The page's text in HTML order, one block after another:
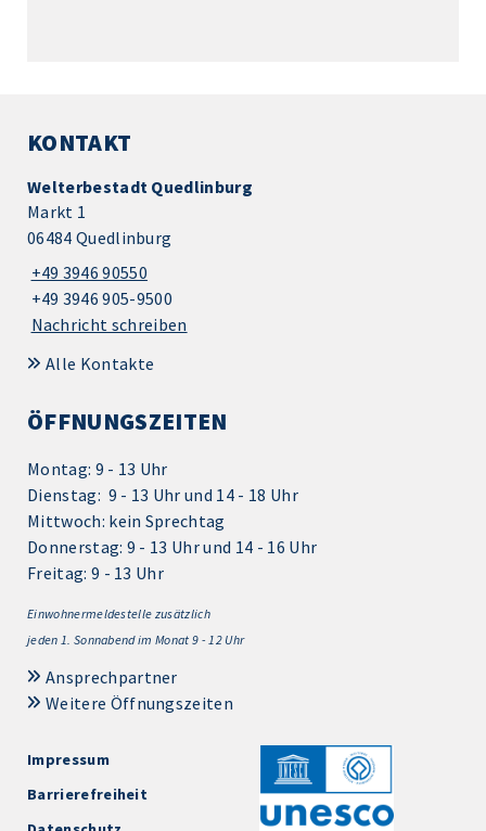
KONTAKT
Welterbestadt Quedlinburg
Markt 1
06484 Quedlinburg
+49 3946 90550
+49 3946 905-9500
Nachricht schreiben
Alle Kontakte
ÖFFNUNGSZEITEN
Montag: 9 - 13 Uhr
Dienstag: 9 - 13 Uhr und 14 - 18 Uhr
Mittwoch: kein Sprechtag
Donnerstag: 9 - 13 Uhr und 14 - 16 Uhr
Freitag: 9 - 13 Uhr
Einwohnermeldestelle zusätzlich
jeden 1. Sonnabend im Monat 9 - 12 Uhr
Ansprechpartner
Weitere Öffnungszeiten
Impressum
Barrierefreiheit